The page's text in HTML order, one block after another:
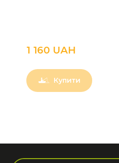
1 160 UAН
Купити